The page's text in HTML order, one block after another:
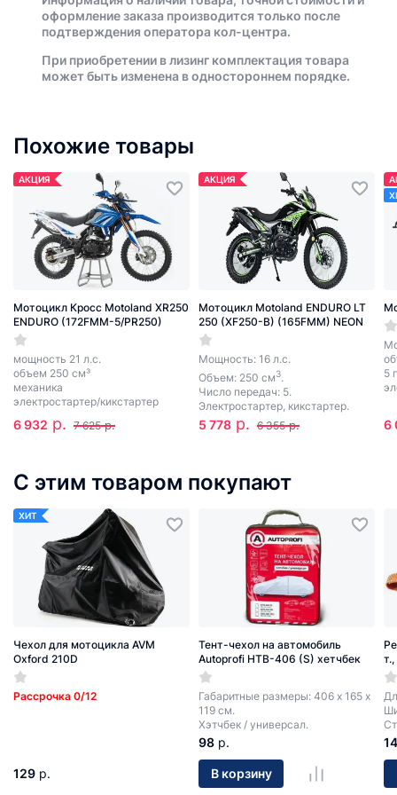
оформление заказа производится только после
подтверждения оператора кол-центра.
При приобретении в лизинг комплектация товара
может быть изменена в одностороннем порядке.
Похожие товары
АКЦИЯ
Мотоцикл Кросс Motoland XR250
ENDURO (172FMM-5/PR250)
мощность 21 л.с.
объем 250 см³
механика
электростартер/кикстартер
6 932 р. 7 625 р.
АКЦИЯ
Мотоцикл Motoland ENDURO LT
250 (XF250-B) (165FMM) NEON
Мощность: 16 л.с.
Объем: 250 см3.
Число передач: 5.
Электростартер, кикстартер.
5 778 р. 6 355 р.
5
6
С этим товаром покупают
ХИТ
Чехол для мотоцикла AVM
Oxford 210D
Рассрочка 0/12
129 р.
Тент-чехол на автомобиль
Autoprofi HTB-406 (S) хетчбек
Габаритные размеры: 406 х 165 х
119 см.
Хэтчбек / универсал.
98 р.
В корзину
14